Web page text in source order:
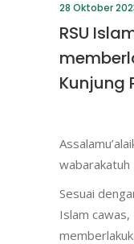
28 Oktober
RSU
Kunjung
wabarakatuh
Sesuai
Islam cawas,